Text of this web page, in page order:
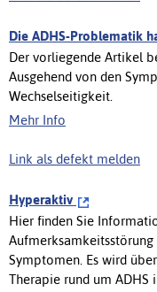
Die ADHS-Problematik
Der vorliegende Artikel
Ausgehend von den
Wechselseitigkeit.
Mehr Info
Link als defekt melden
Hyperaktiv
Hier finden Sie
Aufmerksamkeitsstörung
Symptomen. Es wird
Therapie rund um